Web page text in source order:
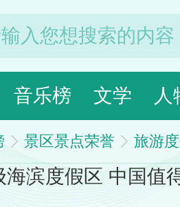
音乐榜 文学 人
景区景点荣誉 旅游
海滨度假区 中国值